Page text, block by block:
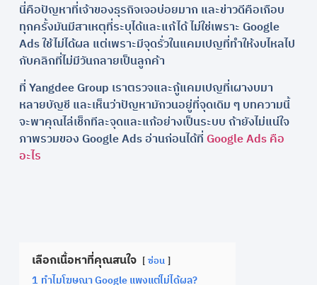
นี่คือปัญหาที่เจ้าของธุรกิจเจอบ่อยมาก และข่าวดีคือเกือบ
ทุกครั้งมันมีสาเหตุที่ระบุได้และแก้ได้ ไม่ใช่เพราะ Google
Ads ใช้ไม่ได้ผล แต่เพราะมีจุดรั่วในแคมเปญที่ทำให้งบไหลไป
กับคลิกที่ไม่มีวันกลายเป็นลูกค้า
ที่ Yangdee Group เราตรวจและกู้แคมเปญที่เผางบมา
หลายบัญชี และเห็นว่าปัญหามักวนอยู่ที่จุดเดิม ๆ บทความนี้
จะพาคุณไล่เช็กทีละจุดและแก้อย่างเป็นระบบ ถ้ายังไม่แน่ใจ
ภาพรวมของ Google Ads อ่านก่อนได้ที่Google Ads คือ
อะไร
เลือกเนื้อหาที่คุณสนใจ ซ่อน
1 ทำไมโฆษณา Google แพงแต่ไม่ได้ผล?